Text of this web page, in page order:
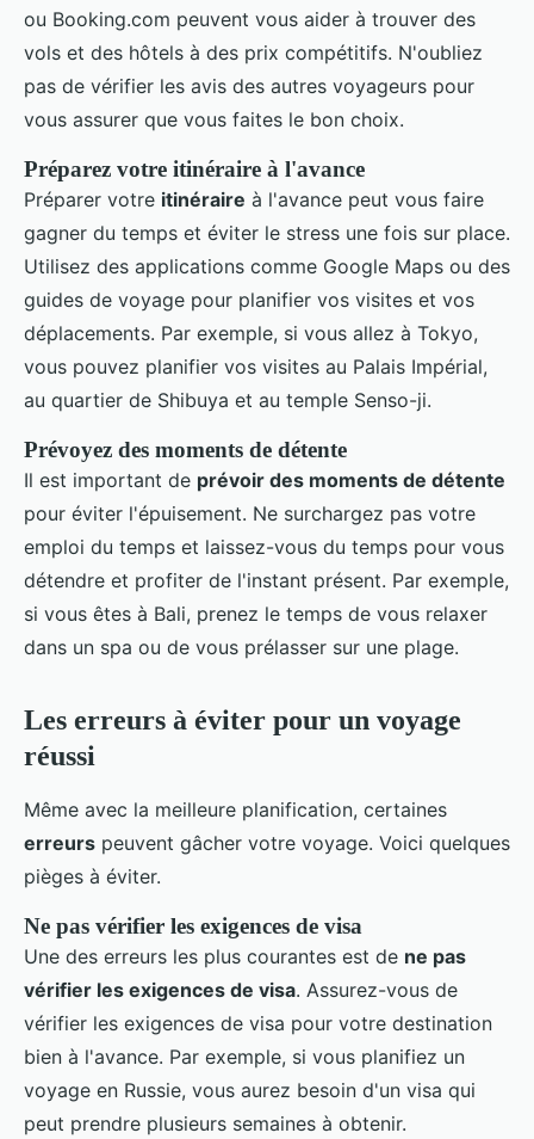
ou Booking.com peuvent vous aider à trouver des
vols et des hôtels à des prix compétitifs. N'oubliez
pas de vérifier les avis des autres voyageurs pour
vous assurer que vous faites le bon choix.
Préparez votre itinéraire à l'avance
Préparer votre itinéraire à l'avance peut vous faire
gagner du temps et éviter le stress une fois sur place.
Utilisez des applications comme Google Maps ou des
guides de voyage pour planifier vos visites et vos
déplacements. Par exemple, si vous allez à Tokyo,
vous pouvez planifier vos visites au Palais Impérial,
au quartier de Shibuya et au temple Senso-ji.
Prévoyez des moments de détente
Il est important de prévoir des moments de détente
pour éviter l'épuisement. Ne surchargez pas votre
emploi du temps et laissez-vous du temps pour vous
détendre et profiter de l'instant présent. Par exemple,
si vous êtes à Bali, prenez le temps de vous relaxer
dans un spa ou de vous prélasser sur une plage.
Les erreurs à éviter pour un voyage
réussi
Même avec la meilleure planification, certaines
erreurs peuvent gâcher votre voyage. Voici quelques
pièges à éviter.
Ne pas vérifier les exigences de visa
Une des erreurs les plus courantes est de ne pas
vérifier les exigences de visa. Assurez-vous de
vérifier les exigences de visa pour votre destination
bien à l'avance. Par exemple, si vous planifiez un
voyage en Russie, vous aurez besoin d'un visa qui
peut prendre plusieurs semaines à obtenir.